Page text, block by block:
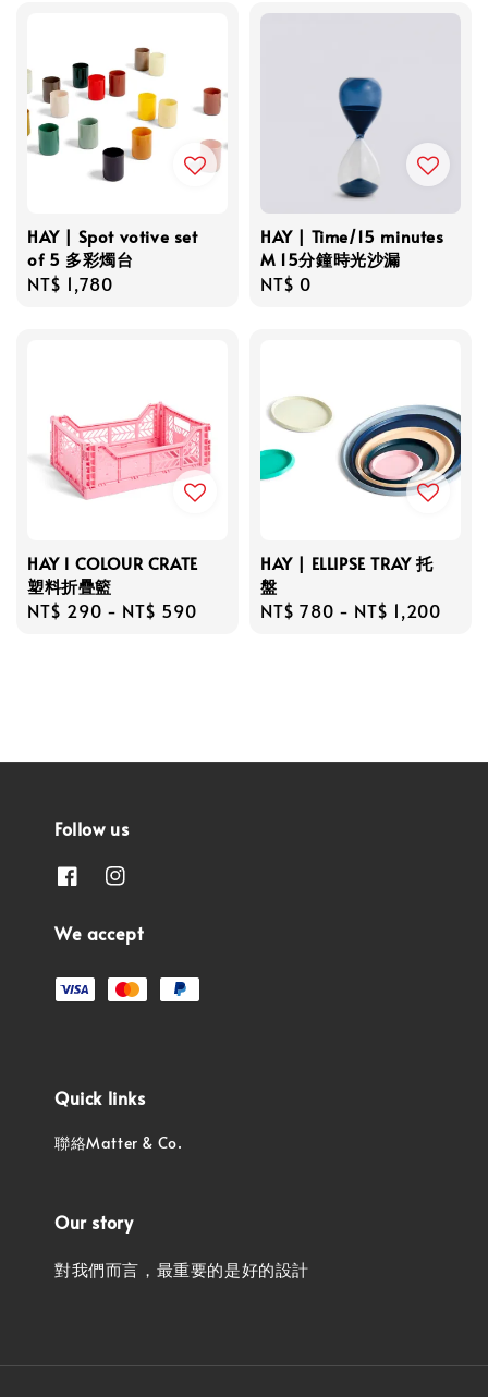
HAY | Spot votive set
of 5 多彩燭台
Regular
NT$ 1,780
HAY | Time/15 minutes
M 15分鐘時光沙漏
Regular
NT$ 0
HAY l COLOUR CRATE
塑料折疊籃
Regular
NT$ 290 - NT$ 590
HAY | ELLIPSE TRAY 托
盤
Regular
NT$ 780 - NT$ 1,200
Follow us
We accept
Quick links
聯絡Matter & Co.
Our story
對我們而言，最重要的是好的設計